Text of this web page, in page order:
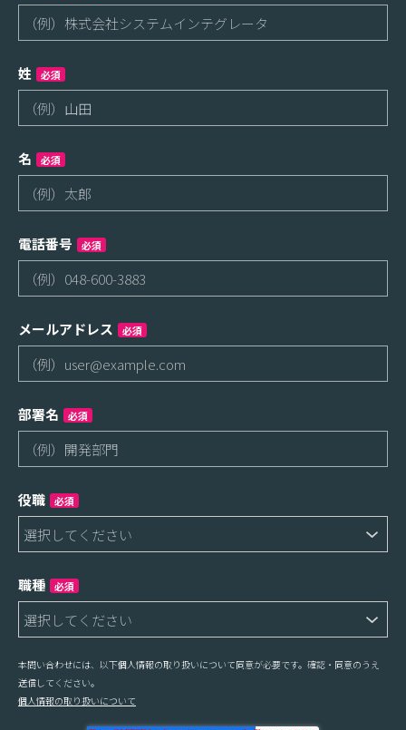
姓 必須
名 必須
電話番号 必須
メールアドレス 必須
部署名 必須
役職 必須
職種 必須
本問い合わせには、以下個人情報の取り扱いについて同意が必要です。確認・同意のうえ
送信してください。
個人情報の取り扱いについて